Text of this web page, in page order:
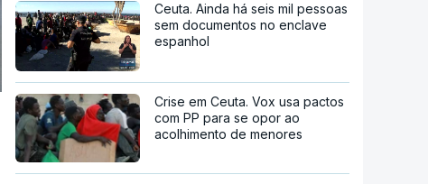
Ceuta. Ainda há seis mil pessoas
sem documentos no enclave
espanhol
Crise em Ceuta. Vox usa pactos
com PP para se opor ao
acolhimento de menores